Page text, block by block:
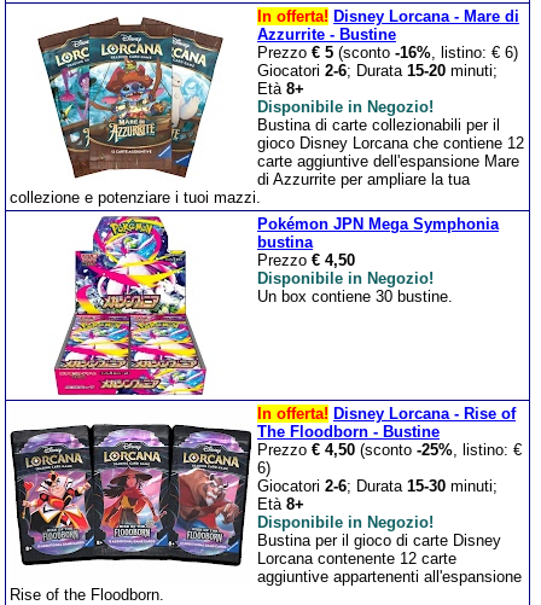
In offerta! Disney Lorcana - Mare di
Azzurrite - Bustine
Prezzo € 5 (sconto -16%, listino: € 6)
Giocatori 2-6; Durata 15-20 minuti;
Età 8+
Disponibile in Negozio!
Bustina di carte collezionabili per il
gioco Disney Lorcana che contiene 12
carte aggiuntive dell'espansione Mare
di Azzurrite per ampliare la tua
collezione e potenziare i tuoi mazzi.
Pokémon JPN Mega Symphonia
bustina
Prezzo € 4,50
Disponibile in Negozio!
Un box contiene 30 bustine.
In offerta! Disney Lorcana - Rise of
The Floodborn - Bustine
Prezzo € 4,50 (sconto -25%, listino: €
6)
Giocatori 2-6; Durata 15-30 minuti;
Età 8+
Disponibile in Negozio!
Bustina per il gioco di carte Disney
Lorcana contenente 12 carte
aggiuntive appartenenti all'espansione
Rise of the Floodborn.